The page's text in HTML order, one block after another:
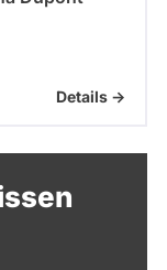
Details ->